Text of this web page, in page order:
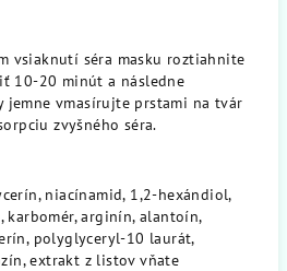
vsiaknutí séra masku roztiahnite
10-20 minút a následne
jemne vmasírujte prstami na tvár
zvyšného séra.
niacínamid, 1,2-hexándiol,
arginín, alantoín,
polyglyceryl-10 laurát,
extrakt z listov vňate